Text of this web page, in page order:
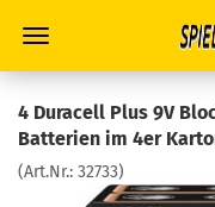
4 Duracell Plus 9V
Batterien im 4er
(Art.Nr.: 32733)